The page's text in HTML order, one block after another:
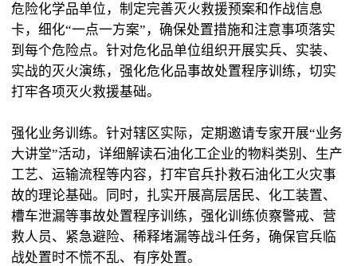
危险化学品单位，制定完善灭火救援预案和作战信息
卡，细化“一点一方案”，确保处置措施和注意事项落实
到每个危险点。针对危化品单位组织开展实兵、实装、
实战的灭火演练，强化危化品事故处置程序训练，切实
打牢各项灭火救援基础。
强化业务训练。针对辖区实际，定期邀请专家开展“业务
大讲堂”活动，详细解读石油化工企业的物料类别、生产
工艺、运输流程等内容，打牢官兵扑救石油化工火灾事
故的理论基础。同时，扎实开展高层居民、化工装置、
槽车泄漏等事故处置程序训练，强化训练侦察警戒、营
救人员、紧急避险、稀释堵漏等战斗任务，确保官兵临
战处置时不慌不乱、有序处置。